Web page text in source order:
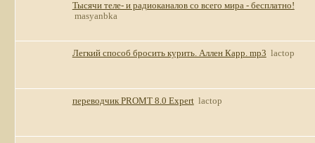
Тысячи теле- и радиоканалов со всего мира - бесплатно!
masyanbka
Легкий способ бросить курить. Аллен Карр. mp3 lactop
переводчик PROMT 8.0 Expert lactop